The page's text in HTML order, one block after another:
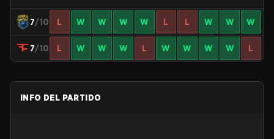
7/10 L W W W W L L W W W
7/10 L W W W L W W W W L
INFO DEL PARTIDO